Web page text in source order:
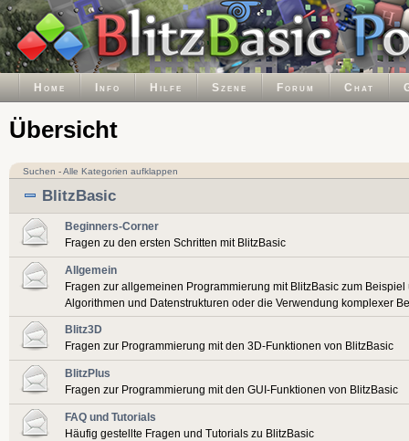
Home Info Hilfe Szene Forum Chat
Übersicht
Suchen -Alle Kategorien aufklappen
BlitzBasic
Beginners-Corner
Fragen zu den ersten Schritten mit BlitzBasic
Allgemein
Fragen zur allgemeinen Programmierung mit BlitzBasic zum Beispiel
Algorithmen und Datenstrukturen oder die Verwendung komplexer
Blitz3D
Fragen zur Programmierung mit den 3D-Funktionen von BlitzBasic
BlitzPlus
Fragen zur Programmierung mit den GUI-Funktionen von BlitzBasic
FAQ und Tutorials
Häufig gestellte Fragen und Tutorials zu BlitzBasic